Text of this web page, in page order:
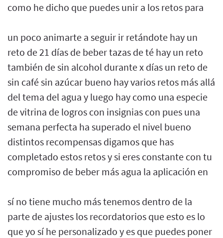
como he dicho que puedes unir a los retos para
un poco animarte a seguir ir retándote hay un
reto de 21 días de beber tazas de té hay un reto
también de sin alcohol durante x días un reto de
sin café sin azúcar bueno hay varios retos más allá
del tema del agua y luego hay como una especie
de vitrina de logros con insignias con pues una
semana perfecta ha superado el nivel bueno
distintos recompensas digamos que has
completado estos retos y si eres constante con tu
compromiso de beber más agua la aplicación en
sí no tiene mucho más tenemos dentro de la
parte de ajustes los recordatorios que esto es lo
que yo sí he personalizado y es que puedes poner